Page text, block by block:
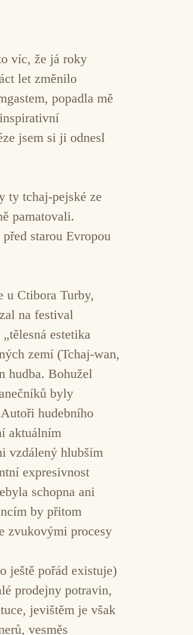
víc, že já roky
let změnilo
popadla mě
jsem si ji odnesl
ty tchaj-pejské ze
pamatovali.
starou Evropou
u Ctibora Turby,
na festival
estetika
zemí (Tchaj-wan,
hudba. Bohužel
byly
hudebního
aktuálním
vzdálený hlubším
expresivnost
schopna ani
by přitom
zvukovými procesy
ještě pořád existuje)
prodejny potravin,
jevištěm je však
vesměs